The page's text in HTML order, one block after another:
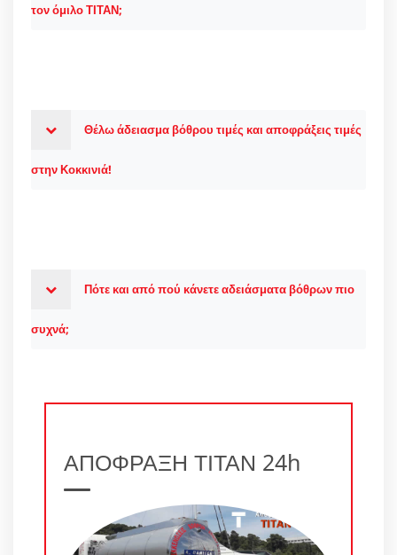
τον όμιλο ΤΙΤΑΝ;
Θέλω άδειασμα βόθρου τιμές και αποφράξεις τιμές
στην Κοκκινιά!
Πότε και από πού κάνετε αδειάσματα βόθρων πιο
συχνά;
ΑΠΟΦΡΑΞΗ ΤΙΤΑΝ 24h